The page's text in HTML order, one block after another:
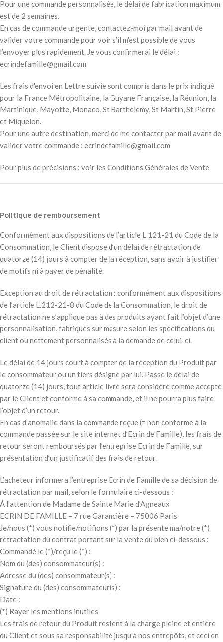
Pour une commande personnalisée, le délai de fabrication maximum
est de 2 semaines.
En cas de commande urgente, contactez-moi par mail avant de
valider votre commande pour voir s’il m'est possible de vous
l’envoyer plus rapidement. Je vous confirmerai le délai :
ecrindefamille@gmail.com
Les frais d'envoi en Lettre suivie sont compris dans le prix indiqué
pour la France Métropolitaine, la Guyane Française, la Réunion, la
Martinique, Mayotte, Monaco, St Barthélemy, St Martin, St Pierre
et Miquelon.
Pour une autre destination, merci de me contacter par mail avant de
valider votre commande : ecrindefamille@gmail.com
Pour plus de précisions : voir les Conditions Générales de Vente
Politique de remboursement
Conformément aux dispositions de l’article L 121-21 du Code de la
Consommation, le Client dispose d’un délai de rétractation de
quatorze (14) jours à compter de la réception, sans avoir à justifier
de motifs ni à payer de pénalité.
Exception au droit de rétractation : conformément aux dispositions
de l’article L.212-21-8 du Code de la Consommation, le droit de
rétractation ne s’applique pas à des produits ayant fait l’objet d’une
personnalisation, fabriqués sur mesure selon les spécifications du
client ou nettement personnalisés à la demande de celui-ci.
Le délai de 14 jours court à compter de la réception du Produit par
le consommateur ou un tiers désigné par lui. Passé le délai de
quatorze (14) jours, tout article livré sera considéré comme accepté
par le Client et conforme à sa commande, et il ne pourra plus faire
l’objet d’un retour.
En cas d’anomalie dans la commande reçue (= non conforme à la
commande passée sur le site internet d’Ecrin de Famille), les frais de
retour seront remboursés par l’entreprise Ecrin de Famille, sur
présentation d’un justificatif des frais de retour.
L’acheteur informera l’entreprise Ecrin de Famille de sa décision de
rétractation par mail, selon le formulaire ci-dessous :
À l'attention de Madame de Sainte Marie d’Agneaux
ECRIN DE FAMILLE – 7 rue Garancière – 75006 Paris
Je/nous (*) vous notifie/notifions (*) par la présente ma/notre (*)
rétractation du contrat portant sur la vente du bien ci-dessous :
Commandé le (*)/reçu le (*) :
Nom du (des) consommateur(s) :
Adresse du (des) consommateur(s) :
Signature du (des) consommateur(s) :
Date :
(*) Rayer les mentions inutiles
Les frais de retour du Produit restent à la charge pleine et entière
du Client et sous sa responsabilité jusqu'à nos entrepôts, et ceci en